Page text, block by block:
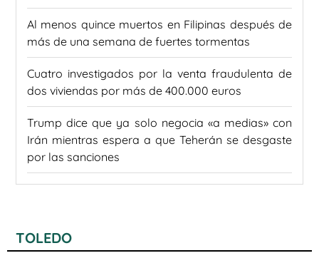
Al menos quince muertos en Filipinas después de
más de una semana de fuertes tormentas
Cuatro investigados por la venta fraudulenta de
dos viviendas por más de 400.000 euros
Trump dice que ya solo negocia «a medias» con
Irán mientras espera a que Teherán se desgaste
por las sanciones
TOLEDO